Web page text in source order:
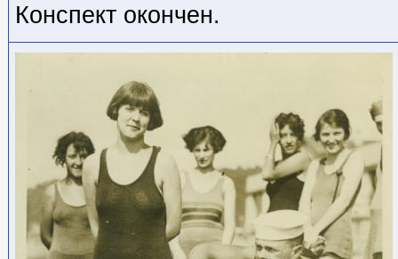
Конспект окончен.